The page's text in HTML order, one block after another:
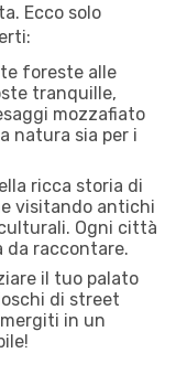
Ecco solo
foreste alle
tranquille,
mozzafiato
natura sia per i
ricca storia di
visitando antichi
Ogni città
da raccontare.
il tuo palato
di street
in un